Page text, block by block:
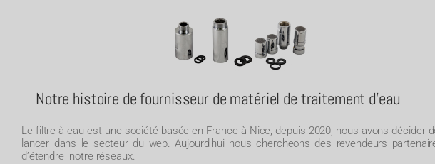
Notre histoire de fournisseur de matériel de traitement d'eau
Le filtre à eau est une société basée en France à Nice, depuis 2020, nous avons décider
lancer dans le secteur du web. Aujourd’hui nous chercheons des revendeurs
d’étendre notre réseaux.